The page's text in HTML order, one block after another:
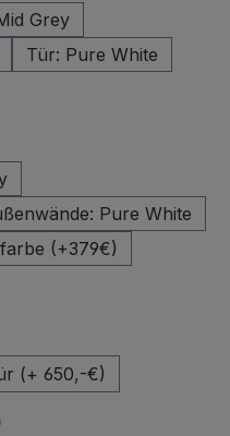
Grey
Tür: Pure White
Pure White
(+379€)
(+ 650,-€)